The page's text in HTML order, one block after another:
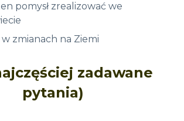
pomysł zrealizować we
zmianach na Ziemi
zadawane
pytania)